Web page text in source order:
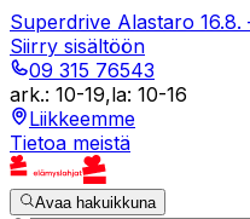
Superdrive Alastaro 16.8.
Siirry sisältöön
09 315 76543
ark.: 10-19,la: 10-16
Liikkeemme
Tietoa meistä
Avaa hakuikkuna